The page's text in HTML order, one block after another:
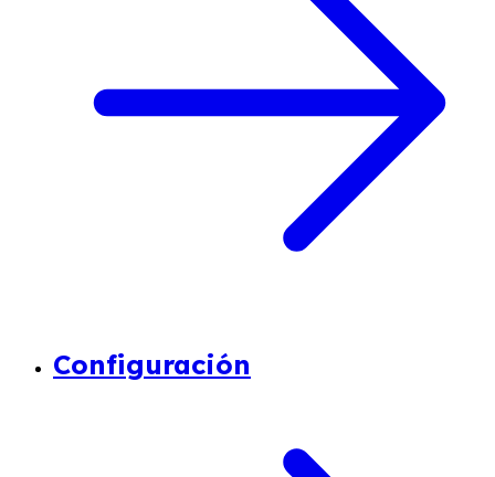
Configuración